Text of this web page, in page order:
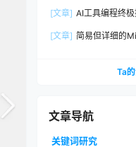
[文章] AI工具编程终
[文章] 简易但详细的
Ta
文章导航
关键词研究